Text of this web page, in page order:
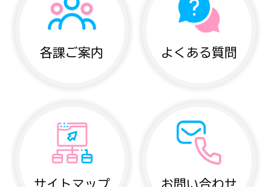
各課ご案内 よくある質問
サイトマップ お問い合わせ